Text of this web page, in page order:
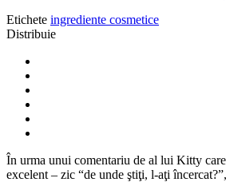
Etichete ingrediente cosmetice
Distribuie
În urma unui comentariu de al lui Kitty care
excelent – zic “de unde ştiţi, l-aţi